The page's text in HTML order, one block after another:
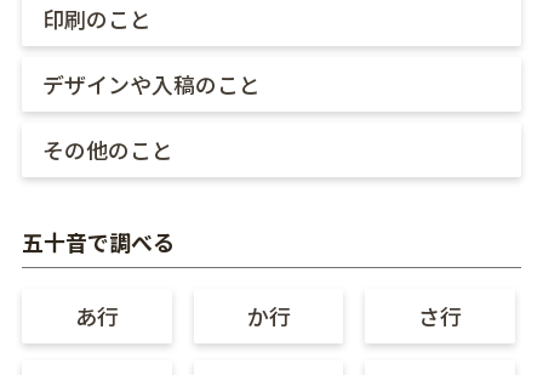
印刷のこと
デザインや入稿のこと
その他のこと
五十音で調べる
あ行 か行 さ行